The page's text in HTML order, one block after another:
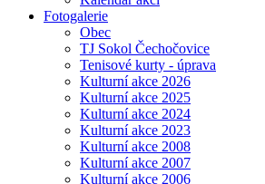
Fotogalerie
Obec
TJ Sokol Čechočovice
Tenisové kurty - úprava
Kulturní akce 2026
Kulturní akce 2025
Kulturní akce 2024
Kulturní akce 2023
Kulturní akce 2008
Kulturní akce 2007
Kulturní akce 2006